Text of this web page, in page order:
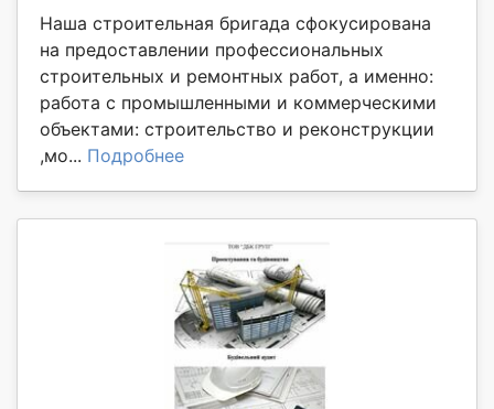
Наша строительная бригада сфокусирована
на предоставлении профессиональных
строительных и ремонтных работ, а именно:
работа с промышленными и коммерческими
объектами: строительство и реконструкции
,мо... Подробнее